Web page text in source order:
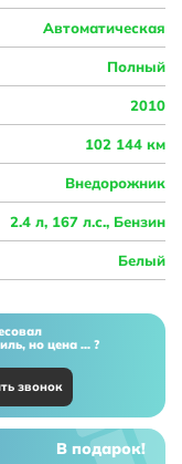
Автоматическая
Полный
2010
102 144 км
Внедорожник
2.4 л, 167 л.с., Бензин
Белый
но цена ... ?
звонок
В подарок!